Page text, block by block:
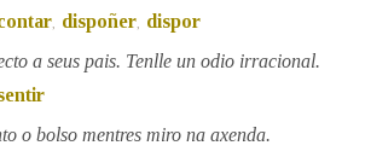
, dispoñer, dispor
a seus pais. Tenlle un odio irracional.
o bolso mentres miro na axenda.